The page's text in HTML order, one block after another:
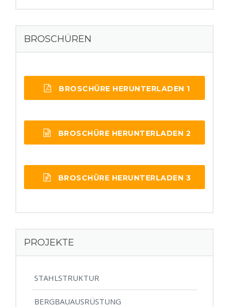
BROSCHÜREN
BROSCHÜRE HERUNTERLADEN 1
BROSCHÜRE HERUNTERLADEN 2
BROSCHÜRE HERUNTERLADEN 3
PROJEKTE
STAHLSTRUKTUR
BERGBAUAUSRÜSTUNG